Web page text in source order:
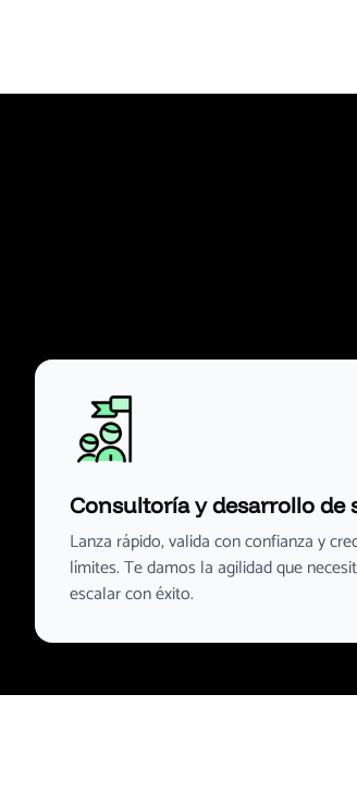
Consultoría y desarrollo de
Lanza rápido, valida con confianza y
límites. Te damos la agilidad que
escalar con éxito.